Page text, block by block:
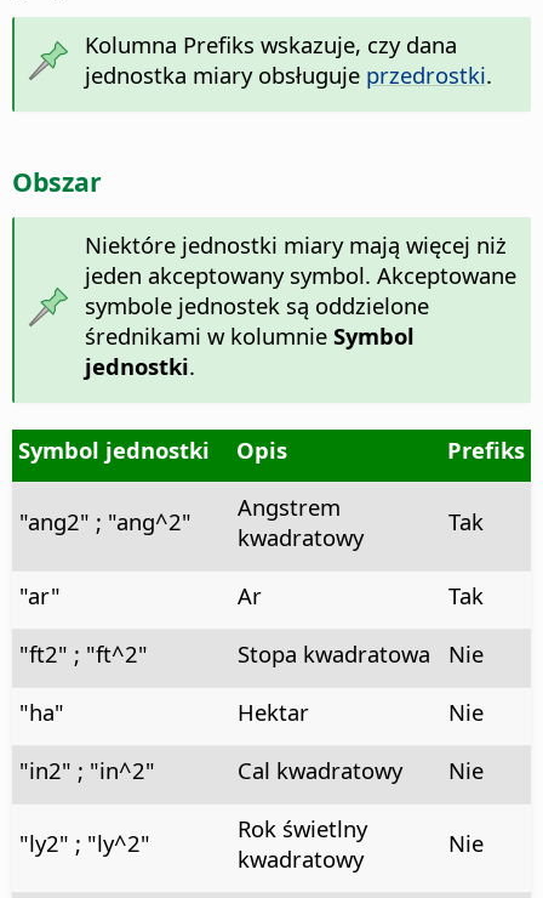
Kolumna Prefiks wskazuje, czy dana
jednostka miary obsługuje przedrostki.
Obszar
Niektóre jednostki miary mają więcej niż
jeden akceptowany symbol. Akceptowane
symbole jednostek są oddzielone
średnikami w kolumnie Symbol
jednostki.
Symbol jednostki Opis Prefiks
"ang2" ; "ang^2"
Angstrem
kwadratowy
Tak
"ar" Ar
Tak
"ft2" ; "ft^2"
Stopa kwadratowa
Nie
"ha"
Hektar
Nie
"in2" ; "in^2"
Cal kwadratowy Nie
"ly2" ; "ly^2"
Rok świetlny
kwadratowy
Nie